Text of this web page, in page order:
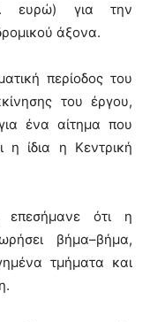
ευρώ) για την
άξονα.
περίοδος του
του έργου,
ένα αίτημα που
η ίδια η Κεντρική
ότι η
βήμα–βήμα,
τμήματα και